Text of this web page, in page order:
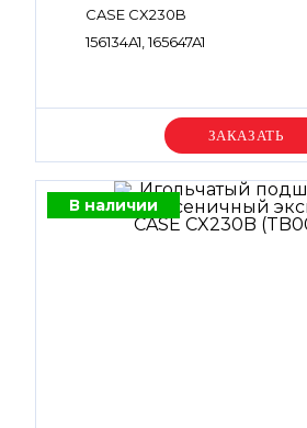
CASE CX230B
156134A1, 165647A1
Уточняйте цену
В наличии